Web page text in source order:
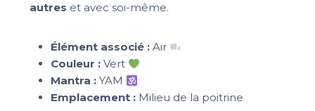
autres et avec soi-même.
Élément associé : Air
Couleur : Vert
Mantra : YAM
Emplacement : Milieu de la poitrine